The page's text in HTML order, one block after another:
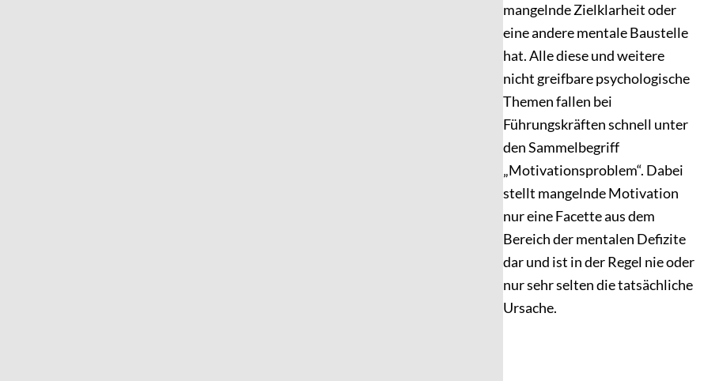
mangelnde Zielklarheit oder
eine andere mentale Baustelle
hat. Alle diese und weitere
nicht greifbare psychologische
Themen fallen bei
Führungskräften schnell unter
den Sammelbegriff
„Motivationsproblem“. Dabei
stellt mangelnde Motivation
nur eine Facette aus dem
Bereich der mentalen Defizite
dar und ist in der Regel nie oder
nur sehr selten die tatsächliche
Ursache.